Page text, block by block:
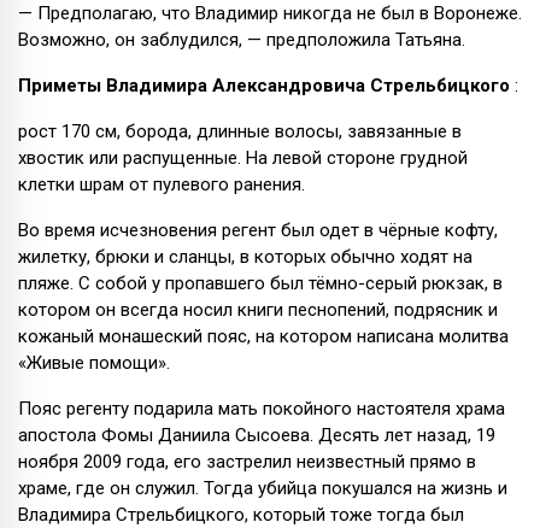
— Предполагаю, что Владимир никогда не был в Воронеже.
Возможно, он заблудился, — предположила Татьяна.
Приметы Владимира Александровича Стрельбицкого :
рост 170 см, борода, длинные волосы, завязанные в
хвостик или распущенные. На левой стороне грудной
клетки шрам от пулевого ранения.
Во время исчезновения регент был одет в чёрные кофту,
жилетку, брюки и сланцы, в которых обычно ходят на
пляже. С собой у пропавшего был тёмно-серый рюкзак, в
котором он всегда носил книги песнопений, подрясник и
кожаный монашеский пояс, на котором написана молитва
«Живые помощи».
Пояс регенту подарила мать покойного настоятеля храма
апостола Фомы Даниила Сысоева. Десять лет назад, 19
ноября 2009 года, его застрелил неизвестный прямо в
храме, где он служил. Тогда убийца покушался на жизнь и
Владимира Стрельбицкого, который тоже тогда был